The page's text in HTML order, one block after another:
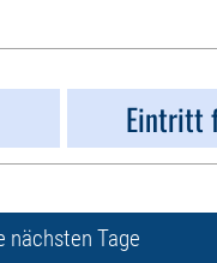
Eintritt
nächsten Tage